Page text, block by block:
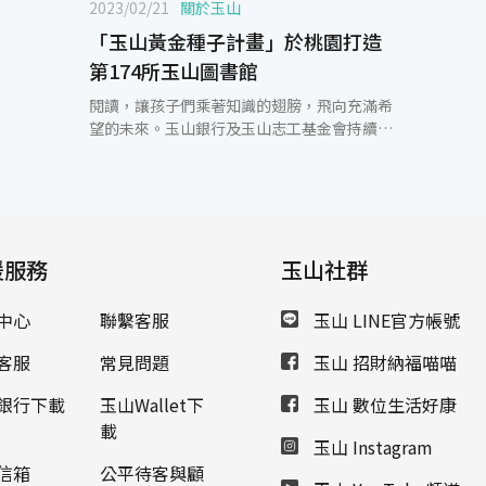
2023/02/21 關於玉山
「玉山黃金種子計畫」於桃園打造
第174所玉山圖書館
閱讀，讓孩子們乘著知識的翅膀，飛向充滿希
望的未來。玉山銀行及玉山志工基金會持續協
場的貴賓及志工們參與，一同迎接嶄新的玉山
圖書館。 桃園市教育局局長劉仲成表示，感謝
玉山志工基金會以行動協助學校推廣教育，是
企業回饋社會的最佳典範，因為玉山銀行、玉
山志工基金會及世界卡貴賓支持，拋磚引玉注
入更多社會的力量共襄盛舉。「你今天閱讀了
嗎？」閱讀不只豐富視野，每半年閱讀30本
書，可以讓自己從零到半專業到精熟專業，成
為一個領域的專家，勉勵小朋友、大朋友可以
盡情徜徉書海、勤學樂學。桃園市也積極協助
務
心
聯繫客服
服
常見問題
行下載
玉山Wallet下
載
箱
公平待客與顧
玉山社群
玉山 LINE官方帳號
玉山 招財納福喵喵
玉山 數位生活好康
玉山 Instagram